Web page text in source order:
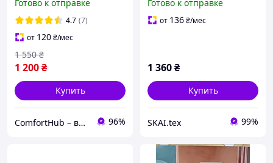
размер с простыней на
резинке (темно серая)
Готово к отправке
4.7 (7)
от 120₴/мес
1 200₴
1 550 ₴
Купить
ComfortHub – ваш дом, ваш комфорт, ваше тепло 96%
200×230 см разные цвета
Готово к отправке
от 136₴/мес
1 360₴
Купить
SKAI.tex 99%